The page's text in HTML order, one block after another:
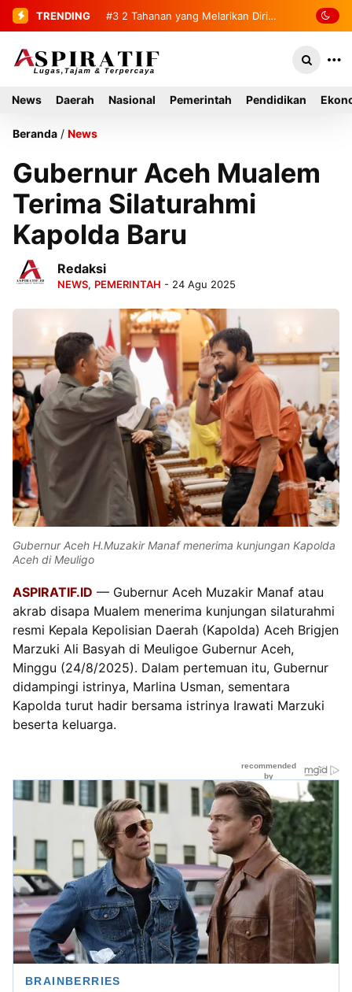
TRENDING #3 2 Tahanan yang Melarikan Diri
#4 Penemuan Mayat Tanpa Identitas
Selatan
News Daerah Nasional Pemerintah Pendidikan
Beranda / News
Gubernur Aceh Mualem
Terima Silaturahmi
Kapolda Baru
Redaksi
NEWS, PEMERINTAH - 24 Agu 2025
Gubernur Aceh H.Muzakir Manaf menerima kunjungan Kapolda
Aceh di Meuligo
ASPIRATIF.ID — Gubernur Aceh Muzakir Manaf atau
akrab disapa Mualem menerima kunjungan silaturahmi
resmi Kepala Kepolisian Daerah (Kapolda) Aceh Brigjen
Marzuki Ali Basyah di Meuligoe Gubernur Aceh,
Minggu (24/8/2025). Dalam pertemuan itu, Gubernur
didampingi istrinya, Marlina Usman, sementara
Kapolda turut hadir bersama istrinya Irawati Marzuki
beserta keluarga.